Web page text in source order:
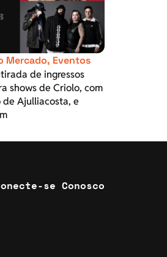
Mercado, Eventos
de ingressos
shows de Criolo, com
Ajulliacosta, e
se Conosco